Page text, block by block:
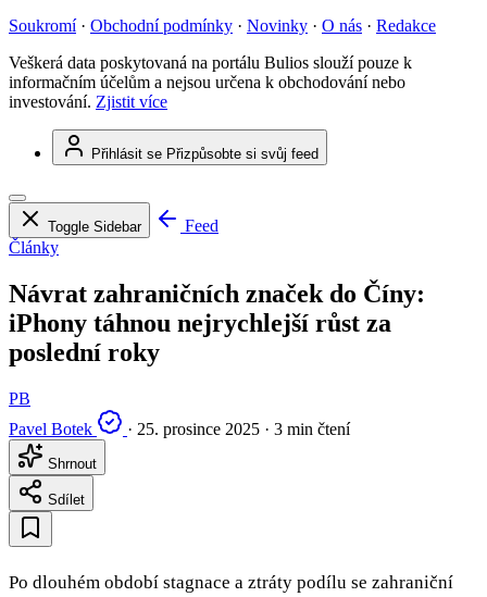
Soukromí · Obchodní podmínky · Novinky · O nás · Redakce
Veškerá data poskytovaná na portálu Bulios slouží pouze k
informačním účelům a nejsou určena k obchodování nebo
investování. Zjistit více
Přihlásit se Přizpůsobte si svůj feed
Toggle Sidebar
Feed
Články
Návrat zahraničních značek do Číny:
iPhony táhnou nejrychlejší růst za
poslední roky
PB
Pavel Botek
· 25. prosince 2025 · 3 min čtení
Shrnout
Sdílet
Po dlouhém období stagnace a ztráty podílu se zahraniční